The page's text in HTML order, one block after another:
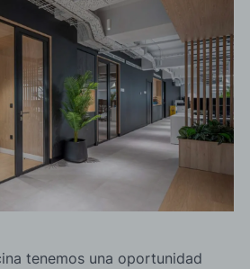
tenemos una oportunidad